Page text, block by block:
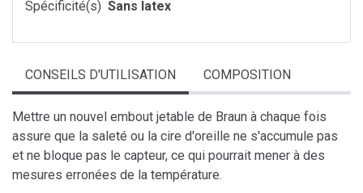
Spécificité(s) Sans latex
CONSEILS D'UTILISATION COMPOSITION
Mettre un nouvel embout jetable de Braun à chaque fois
assure que la saleté ou la cire d'oreille ne s'accumule pas
et ne bloque pas le capteur, ce qui pourrait mener à des
mesures erronées de la température.